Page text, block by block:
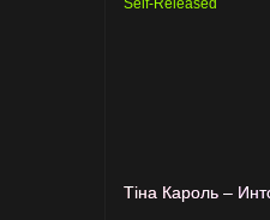
Тіна Кароль –